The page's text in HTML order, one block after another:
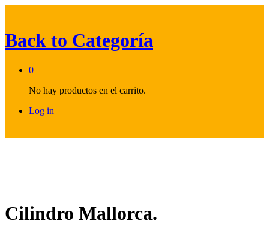
Back to Categoría
0
No hay productos en el carrito.
Log in
Cilindro Mallorca.